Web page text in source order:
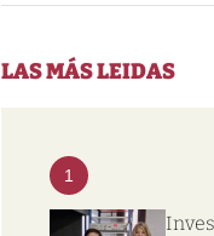
LAS MÁS LEIDAS
1